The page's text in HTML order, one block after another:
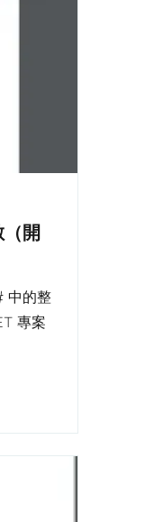
開
中的整
專案